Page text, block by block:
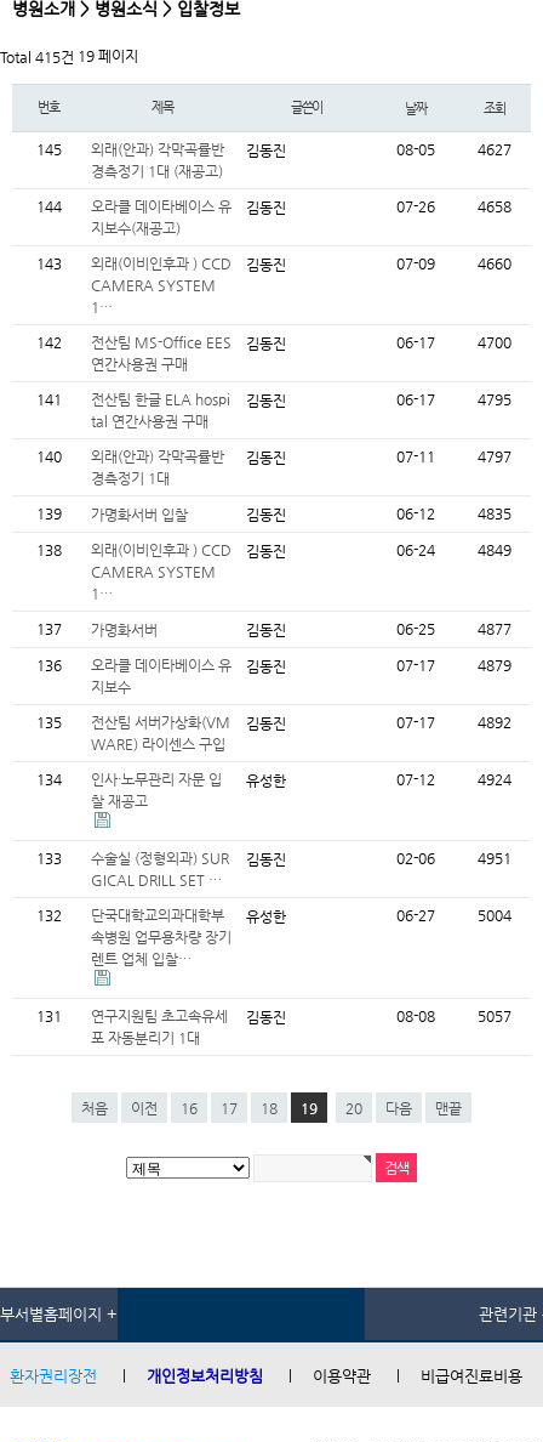
병원소개 > 병원소식 > 입찰정보
Total 415건 19 페이지
번호 제목 글쓴이 날짜 조회
145
외래(안과) 각막곡률반
경측정기 1대 (재공고)
김동진 08-05 4627
144
오라클 데이타베이스 유
지보수(재공고)
김동진 07-26 4658
143
외래(이비인후과 ) CCD
CAMERA SYSTEM
1…
김동진 07-09 4660
142
전산팀 MS-Office EES
연간사용권 구매
김동진 06-17 4700
141
전산팀 한글 ELA hospi
tal 연간사용권 구매
김동진 06-17 4795
140
외래(안과) 각막곡률반
경측정기 1대
김동진 07-11 4797
139 가명화서버 입찰 김동진 06-12 4835
138
외래(이비인후과 ) CCD
CAMERA SYSTEM
1…
김동진 06-24 4849
137 가명화서버 김동진 06-25 4877
136
오라클 데이타베이스 유
지보수
김동진 07-17 4879
135
전산팀 서버가상화(VM
WARE) 라이센스 구입
김동진 07-17 4892
134
인사·노무관리 자문 입
찰 재공고
유성한 07-12 4924
133
수술실 (정형외과) SUR
GICAL DRILL SET …
김동진 02-06 4951
132
단국대학교의과대학부
속병원 업무용차량 장기
렌트 업체 입찰…
유성한 06-27 5004
131
연구지원팀 초고속유세
포 자동분리기 1대
김동진 08-08 5057
처음 이전 16 17 18 19 20 다음 맨끝
부서별홈페이지 + 관련기관
환자권리장전 개인정보처리방침 이용약관 비급여진료비용